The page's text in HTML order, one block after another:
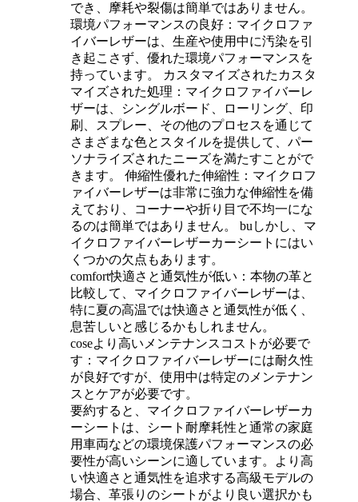
でき、摩耗や裂傷は簡単ではありません。 ‌
環境パフォーマンスの良好‌：マイクロファ
イバーレザーは、生産や使用中に汚染を引
き起こさず、優れた環境パフォーマンスを
持っています。 ‌カスタマイズされたカスタ
マイズされた処理‌：マイクロファイバーレ
ザーは、シングルボード、ローリング、印
刷、スプレー、その他のプロセスを通じて
さまざまな色とスタイルを提供して、パー
ソナライズされたニーズを満たすことがで
きます。 ‌伸縮性優れた伸縮性‌：マイクロフ
ァイバーレザーは非常に強力な伸縮性を備
えており、コーナーや折り目で不均一にな
るのは簡単ではありません。 buしかし、マ
イクロファイバーレザーカーシートにはい
くつかの欠点もあります。
comfort快適さと通気性が低い‌：本物の革と
比較して、マイクロファイバーレザーは、
特に夏の高温では快適さと通気性が低く、
息苦しいと感じるかもしれません。
coseより高いメンテナンスコストが必要で
す‌：マイクロファイバーレザーには耐久性
が良好ですが、使用中は特定のメンテナン
スとケアが必要です。
要約すると、マイクロファイバーレザーカ
ーシートは、シート耐摩耗性と通常の家庭
用車両などの環境保護パフォーマンスの必
要性が高いシーンに適しています。より高
い快適さと通気性を追求する高級モデルの
場合、革張りのシートがより良い選択かも